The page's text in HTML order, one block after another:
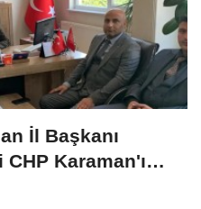
İl Başkanı
Karaman'ı